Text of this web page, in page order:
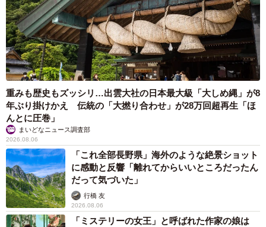
重みも歴史もズッシリ…出雲大社の日本最大級「大しめ縄」が8
年ぶり掛けかえ 伝統の「大撚り合わせ」が28万回超再生「ほ
んとに圧巻」
まいどなニュース調査部
2026.08.06
「これ全部長野県」海外のような絶景ショット
に感動と反響「離れてからいいところだったん
だって気づいた」
行橋 友
2026.08.06
「ミステリーの女王」と呼ばれた作家の娘は